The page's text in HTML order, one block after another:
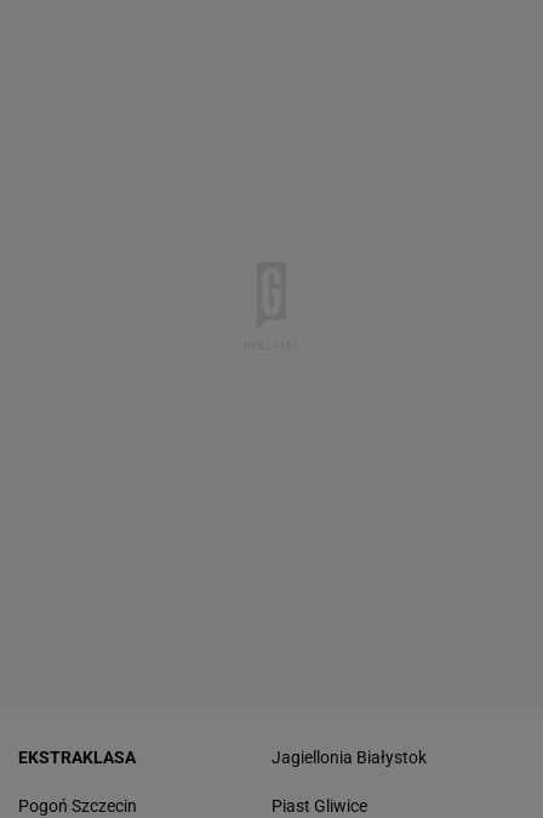
EKSTRAKLASA
Pogoń Szczecin
Jagiellonia Białystok
Piast Gliwice